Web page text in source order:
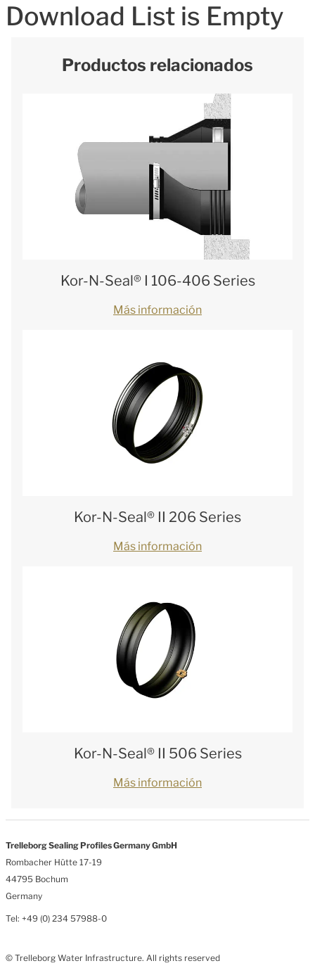
Download List is Empty
Productos relacionados
Kor-N-Seal® I 106-406 Series
Más información
Kor-N-Seal® II 206 Series
Más información
Kor-N-Seal® II 506 Series
Más información
Trelleborg Sealing Profiles Germany GmbH
Rombacher Hütte 17-19
44795 Bochum
Germany
Tel: +49 (0) 234 57988-0
© Trelleborg Water Infrastructure. All rights reserved